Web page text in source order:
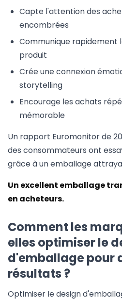
Capte l'attention des
encombrées
Communique rapidement
produit
Crée une connexion
storytelling
Encourage les achats
mémorable
Un rapport Euromonitor de
des consommateurs ont
grâce à un emballage
Un excellent emballage
en acheteurs.
Comment les
elles optimiser le
d'emballage pour
résultats ?
Optimiser le design